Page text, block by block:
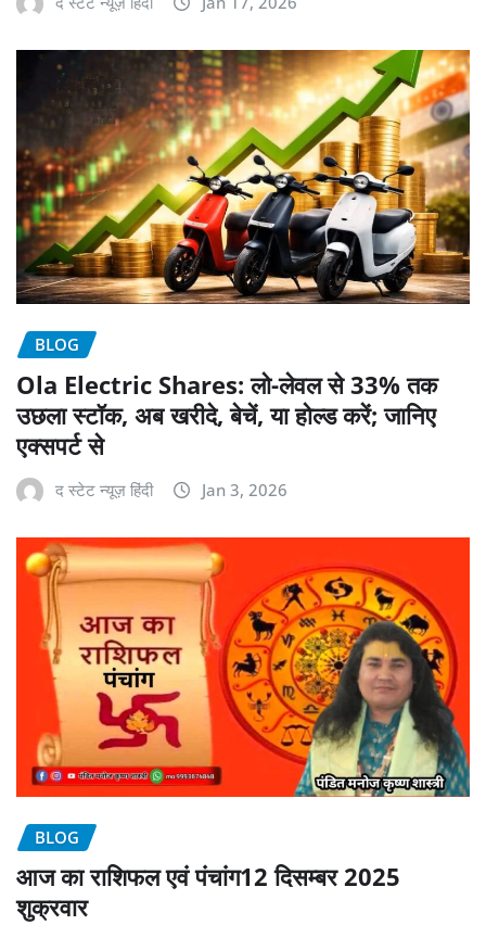
BLOG
Ola Electric Shares: लो-लेवल से 33% तक
उछला स्टॉक, अब खरीदे, बेचें, या होल्ड करें; जानिए
एक्सपर्ट से
द स्टेट न्यूज़ हिंदी Jan 3, 2026
BLOG
आज का राशिफल एवं पंचांग12 दिसम्बर 2025
शुक्रवार